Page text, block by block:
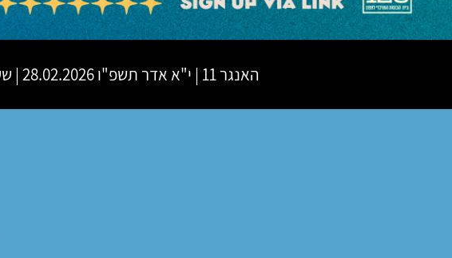
האנגר 11 | י"א אדר תשפ"ו28.02.2026 | שעת התחלה 20:30